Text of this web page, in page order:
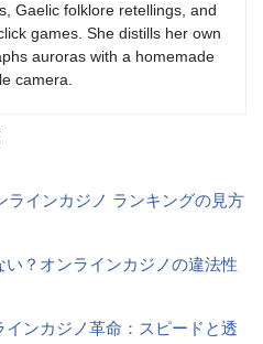
Gaelic folklore retellings, and
games. She distills her own
auroras with a homemade
camera.
ラインカジノ ランキングの見方
？オンラインカジノの違法性
ンカジノ革命：スピードと透